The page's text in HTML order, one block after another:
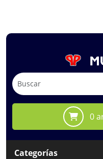
0
Categorías